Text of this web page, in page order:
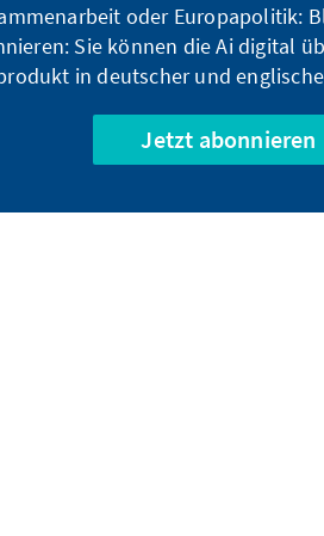
oder Europapolitik:
Sie können die Ai digital
in deutscher und
Jetzt abonnieren